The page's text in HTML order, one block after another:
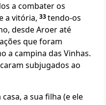
a combater os
a vitória, 33tendo-os
desde Aroer até
que foram
a campina das Vinhas.
subjugados ao
a sua filha (e ele